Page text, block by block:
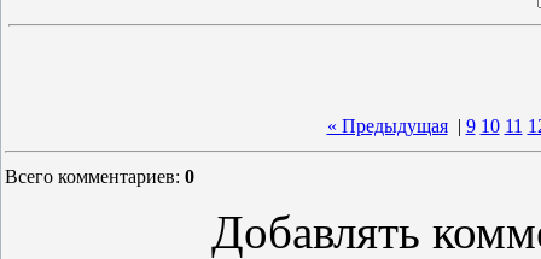
« Предыдущая| 9 10 11
Всего комментариев: 0
Добавлять